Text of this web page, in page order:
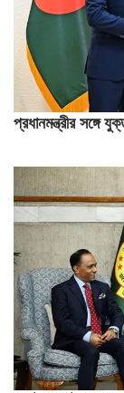
প্রধানমন্ত্রীর সঙ্গে